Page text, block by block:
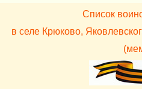
Список
в селе Крюково,